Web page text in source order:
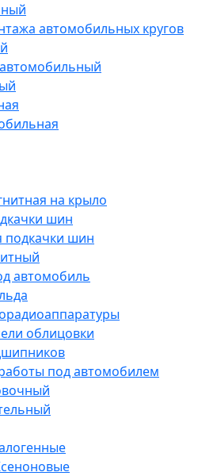
автомобильных кругов
на крыло
шин
подкачки шин
автомобиль
облицовки
под автомобилем